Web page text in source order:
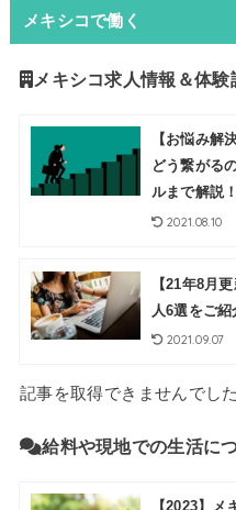
メキシコで働く
メキシコ求人情報＆体験
【お悩み解
どう繋がる
ルまで解説！
2021.08.10
【21年8月
人6選をご
2021.09.07
記事を取得できませんでし
給料や現地での生活に
【2023】